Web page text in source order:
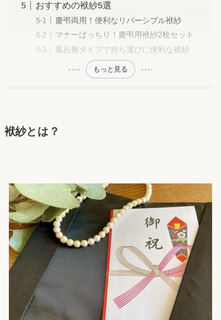
おすすめの袱紗5選
慶弔両用！便利なリバーシブル袱紗
マナーばっちり！慶弔用袱紗2枚セット
風呂敷タイプで持ち運びに便利な袱紗
もっと見る
袱紗とは？